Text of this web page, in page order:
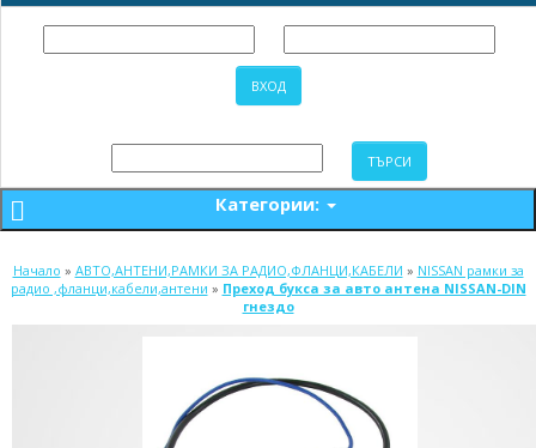
Категории:
Начало » АВТО,АНТЕНИ,РАМКИ ЗА РАДИО,ФЛАНЦИ,КАБЕЛИ » NISSAN рамки за
радио ,фланци,кабели,антени » Преход букса за авто антена NISSAN-DIN
гнездо